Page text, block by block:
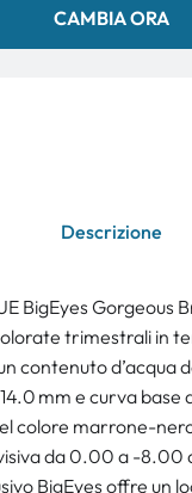
CAMBIA ORA
Descrizione
BigEyes Gorgeous
trimestrali in
contenuto d’acqua
mm e curva base
colore marrone-
da 0.00 a -8.00
BigEyes offre un